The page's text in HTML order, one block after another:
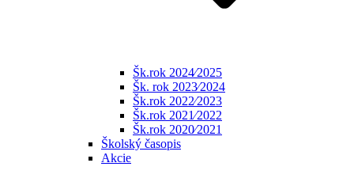
Šk.rok 2024⁄2025
Šk. rok 2023⁄2024
Šk.rok 2022⁄2023
Šk.rok 2021⁄2022
Šk.rok 2020⁄2021
Školský časopis
Akcie